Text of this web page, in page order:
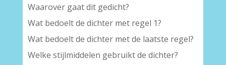
Waarover gaat dit gedicht?
Wat bedoelt de dichter met regel 1?
Wat bedoelt de dichter met de laatste regel?
Welke stijlmiddelen gebruikt de dichter?